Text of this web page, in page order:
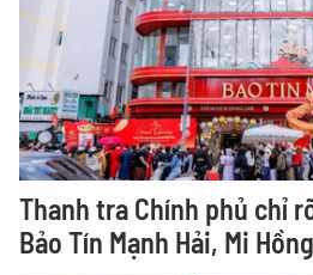
Thanh tra Chính phủ chỉ
Bảo Tín Mạnh Hải, Mi